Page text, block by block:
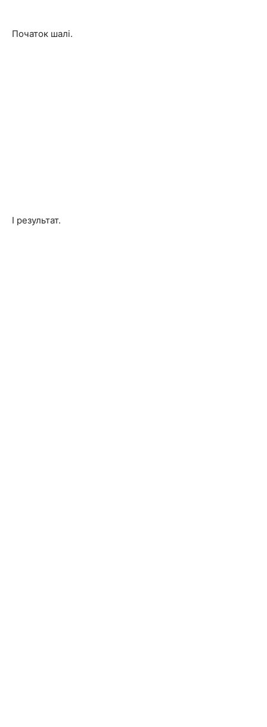
Початок шалі.
І результат.